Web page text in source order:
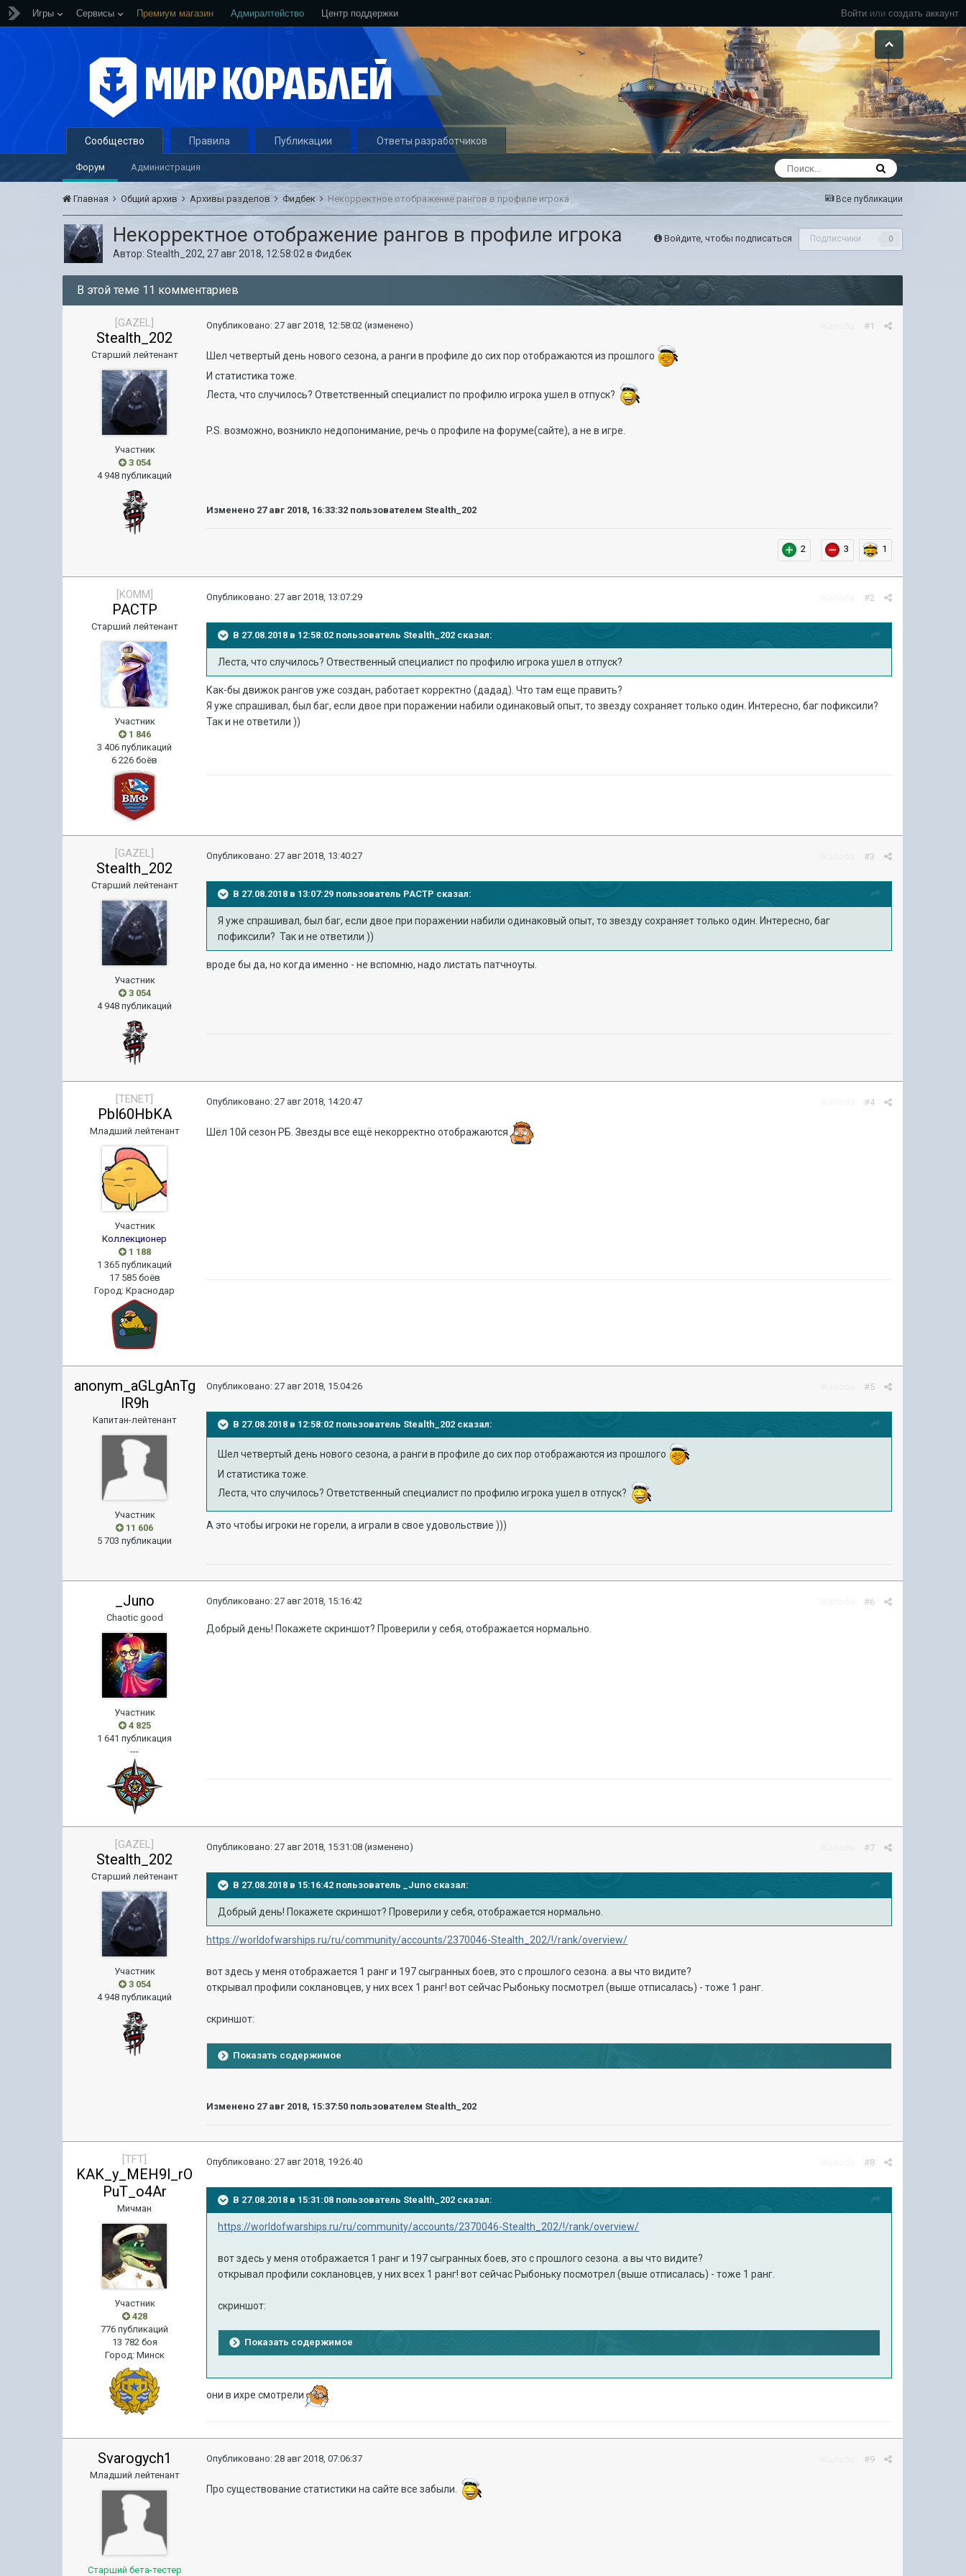
Войти или создать аккаунт
Игры Сервисы Премиум магазин Адмиралтейство Центр поддержки
Сообщество
Форум Администрация
Правила Публикации Ответы разработчиков
Все публикации
Главная Общий архив Архивы разделов Фидбек Некорректное отображение рангов в профиле игрока
Войдите, чтобы подписаться Подписчики 0
Некорректное отображение рангов в профиле игрока
Автор:Stealth_202, 27 авг 2018, 12:58:02 вФидбек
В этой теме 11 комментариев
[GAZEL]
Stealth_202
Старший лейтенант
Участник
3 054
4 948 публикаций
#1
Опубликовано:27 авг 2018, 12:58:02 (изменено)
Шел четвертый день нового сезона, а ранги в профиле до сих пор отображаются из прошлого
И статистика тоже.
Леста, что случилось? Ответственный специалист по профилю игрока ушел в отпуск?
P.S. возможно, возникло недопонимание, речь о профиле на форуме(сайте), а не в игре.
Изменено 27 авг 2018, 16:33:32 пользователем Stealth_202
2 3 1
[KOMM]
PACTP
Старший лейтенант
Участник
1 846
3 406 публикаций
6 226 боёв
#2
Опубликовано:27 авг 2018, 13:07:29
В 27.08.2018 в 12:58:02 пользователь Stealth_202 сказал:
Леста, что случилось? Отвественный специалист по профилю игрока ушел в отпуск?
Как-бы движок рангов уже создан, работает корректно (дадад). Что там еще править?
Я уже спрашивал, был баг, если двое при поражении набили одинаковый опыт, то звезду сохраняет только один. Интересно, баг пофиксили?
Так и не ответили ))
[GAZEL]
Stealth_202
Старший лейтенант
Участник
3 054
4 948 публикаций
#3
Опубликовано:27 авг 2018, 13:40:27
В 27.08.2018 в 13:07:29 пользователь PACTP сказал:
Я уже спрашивал, был баг, если двое при поражении набили одинаковый опыт, то звезду сохраняет только один. Интересно, баг
пофиксили? Так и не ответили ))
вроде бы да, но когда именно - не вспомню, надо листать патчноуты.
[TENET]
Pbl60HbKA
Младший лейтенант
Участник
Коллекционер
1 188
1 365 публикаций
17 585 боёв
Город:Краснодар
#4
Опубликовано:27 авг 2018, 14:20:47
Шёл 10й сезон РБ. Звезды все ещё некорректно отображаются
anonym_aGLgAnTg
lR9h
Капитан-лейтенант
Участник
11 606
5 703 публикации
#5
Опубликовано:27 авг 2018, 15:04:26
В 27.08.2018 в 12:58:02 пользователь Stealth_202 сказал:
Шел четвертый день нового сезона, а ранги в профиле до сих пор отображаются из прошлого
И статистика тоже.
Леста, что случилось? Ответственный специалист по профилю игрока ушел в отпуск?
А это чтобы игроки не горели, а играли в свое удовольствие )))
_Juno
Chaotic good
Участник
4 825
1 641 публикация
---
#6
Опубликовано:27 авг 2018, 15:16:42
Добрый день! Покажете скриншот? Проверили у себя, отображается нормально.
[GAZEL]
Stealth_202
Старший лейтенант
Участник
3 054
4 948 публикаций
#7
Опубликовано:27 авг 2018, 15:31:08 (изменено)
В 27.08.2018 в 15:16:42 пользователь _Juno сказал:
Добрый день! Покажете скриншот? Проверили у себя, отображается нормально.
https://worldofwarships.ru/ru/community/accounts/2370046-Stealth_202/!/rank/overview/
вот здесь у меня отображается 1 ранг и 197 сыгранных боев, это с прошлого сезона. а вы что видите?
открывал профили соклановцев, у них всех 1 ранг! вот сейчас Рыбоньку посмотрел (выше отписалась) - тоже 1 ранг.
скриншот:
Показать содержимое
Изменено 27 авг 2018, 15:37:50 пользователем Stealth_202
[TFT]
KAK_y_MEH9l_rO
PuT_o4Ar
Мичман
Участник
428
776 публикаций
13 782 боя
Город: Минск
#8
Опубликовано:27 авг 2018, 19:26:40
В 27.08.2018 в 15:31:08 пользователь Stealth_202 сказал:
https://worldofwarships.ru/ru/community/accounts/2370046-Stealth_202/!/rank/overview/
вот здесь у меня отображается 1 ранг и 197 сыгранных боев, это с прошлого сезона. а вы что видите?
открывал профили соклановцев, у них всех 1 ранг! вот сейчас Рыбоньку посмотрел (выше отписалась) - тоже 1 ранг.
скриншот:
Показать содержимое
они в ихре смотрели
Svarogych1
Младший лейтенант
Старший бета-тестер
#9
Опубликовано:28 авг 2018, 07:06:37
Про существование статистики на сайте все забыли.